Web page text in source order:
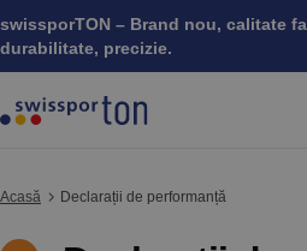
swissporTON – Brand nou, calitate
durabilitate, precizie.
Acasă Declarații de performanță